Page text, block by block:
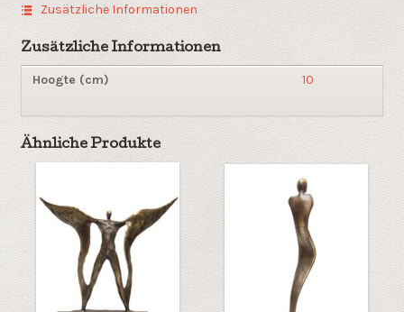
Zusätzliche Informationen
Zusätzliche Informationen
Hoogte (cm) 10
Ähnliche Produkte